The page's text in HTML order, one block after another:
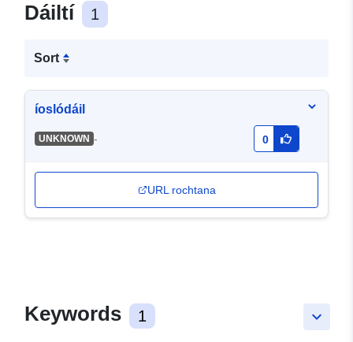
Dáiltí 1
Sort
íoslódáil
UNKNOWN - 0
URL rochtana
keyboard_arrow_down
Keywords 1